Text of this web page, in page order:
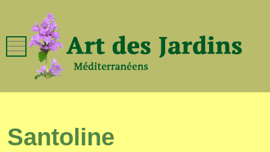
Mobile Menu Toggle
Santoline